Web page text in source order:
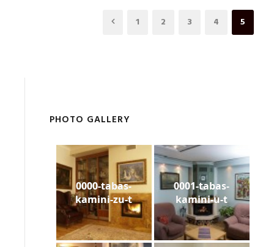
1 2 3 4 5
PHOTO GALLERY
0000-tabas-
kamini-zu-t
0001-tabas-
kamini-u-t